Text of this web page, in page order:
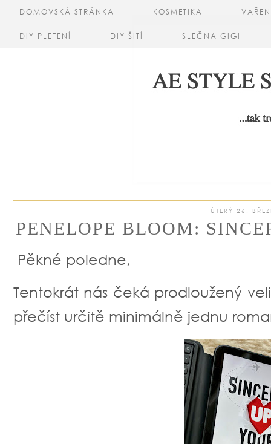
DOMOVSKÁ STRÁNKA KOSMETIKA
DIY PLETENÍ DIY ŠITÍ SLEČNA GIGI
ÚTERÝ 26.
PENELOPE BLOOM:
Pěkné poledne,
Tentokrát nás čeká prodloužený
přečíst určitě minimálně jednu